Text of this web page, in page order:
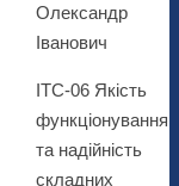
Олександр
Іванович
ІТС-06 Якість
функціонування
та надійність
складних